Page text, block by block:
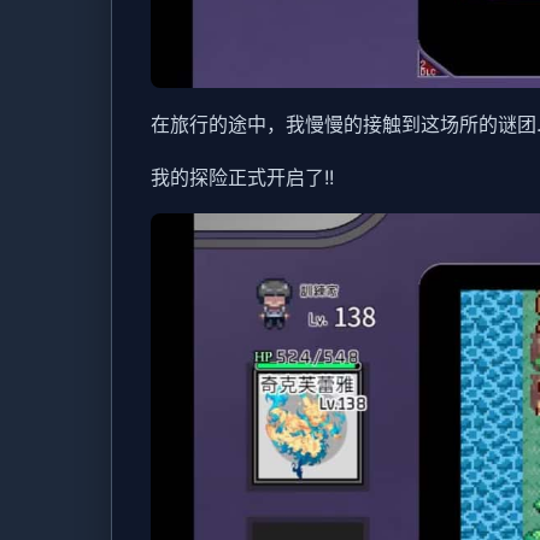
在旅行的途中，我慢慢的接触到这场所的谜团
我的探险正式开启了!!